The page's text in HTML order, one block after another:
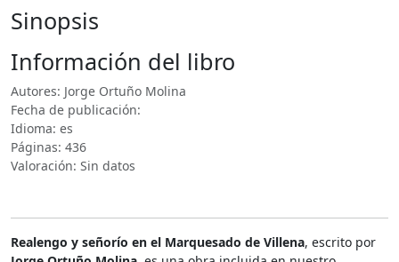
Sinopsis
Información del libro
Autores: Jorge Ortuño Molina
Fecha de publicación:
Idioma: es
Páginas: 436
Valoración: Sin datos
Realengo y señorío en el Marquesado de Villena, escrito por